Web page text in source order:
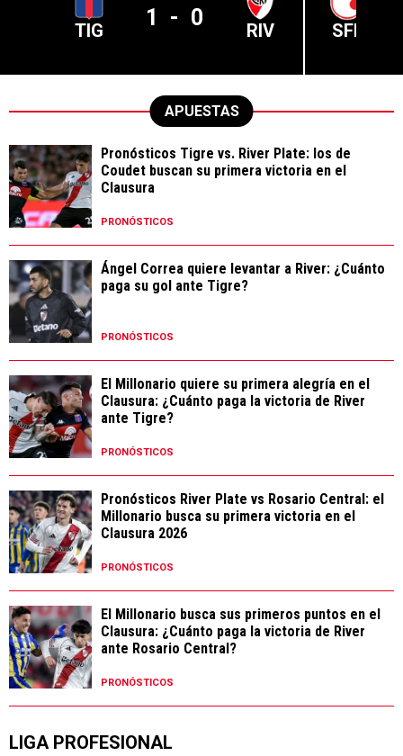
TIG 1 - 0 RIV SFE
APUESTAS
Pronósticos Tigre vs. River Plate: los de
Coudet buscan su primera victoria en el
Clausura
PRONÓSTICOS
Ángel Correa quiere levantar a River: ¿Cuánto
paga su gol ante Tigre?
PRONÓSTICOS
El Millonario quiere su primera alegría en el
Clausura: ¿Cuánto paga la victoria de River
ante Tigre?
PRONÓSTICOS
Pronósticos River Plate vs Rosario Central: el
Millonario busca su primera victoria en el
Clausura 2026
PRONÓSTICOS
El Millonario busca sus primeros puntos en el
Clausura: ¿Cuánto paga la victoria de River
ante Rosario Central?
PRONÓSTICOS
LIGA PROFESIONAL